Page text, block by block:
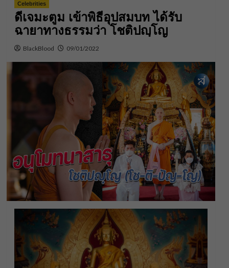
Celebrities
ดีเจมะตูม เข้าพิธีอุปสมบท ได้รับ
ฉายาทางธรรมว่า โชติปญฺโญ
BlackBlood 09/01/2022